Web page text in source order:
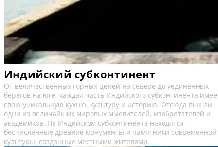
Индийский субконтинент
От величественных горных цепей на севере до уединенных
берегов на юге, каждая часть Индийского субконтинента
свою уникальную кухню, культуру и историю. Отсюда вышли
одни из величайших мировых мыслителей, изобретателей и
академиков. На Индийском субконтиненте находятся
бесчисленные древние монументы и памятники современной
культуры, созданные местными жителями.